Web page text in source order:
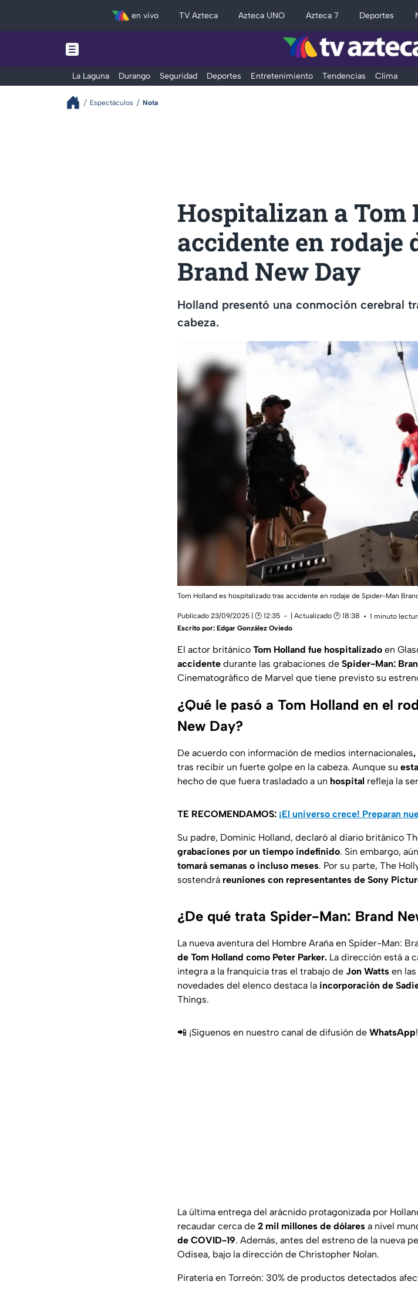
en vivo TV Azteca Azteca UNO Azteca 7 Deportes
La Laguna Durango Seguridad Deportes Entretenimiento Tendencias Clima
Espectáculos Nota
Hospitalizan a Tom
accidente en rodaje
Brand New Day
Holland presentó una conmoción cerebral
cabeza.
Tom Holland es hospitalizado tras accidente en rodaje de Spider-Man
Publicado 23/09/2025 | 🕑 12:35 | Actualizado 🕑 18:38
1 minuto
Escrito por: Edgar González Oviedo
El actor británico Tom Holland fue hospitalizado en
accidente durante las grabaciones de Spider-Man:
Cinematográfico de Marvel que tiene previsto su
¿Qué le pasó a Tom Holland en el
New Day?
De acuerdo con información de medios internacionales
tras recibir un fuerte golpe en la cabeza. Aunque su
hecho de que fuera trasladado a un hospital refleja la
TE RECOMENDAMOS: ¡El universo crece! Preparan
Su padre, Dominic Holland, declaró al diario británico
grabaciones por un tiempo indefinido. Sin embargo, aún
tomará semanas o incluso meses. Por su parte, The
sostendrá reuniones con representantes de Sony
¿De qué trata Spider-Man: Brand
La nueva aventura del Hombre Araña en Spider-Man:
de Tom Holland como Peter Parker. La dirección está a
integra a la franquicia tras el trabajo de Jon Watts en
novedades del elenco destaca la incorporación de
Things.
📲 ¡Síguenos en nuestro canal de difusión de WhatsApp
La última entrega del arácnido protagonizada por
recaudar cerca de 2 mil millones de dólares a nivel
de COVID-19. Además, antes del estreno de la nueva
Odisea, bajo la dirección de Christopher Nolan.
Piratería en Torreón: 30% de productos detectados